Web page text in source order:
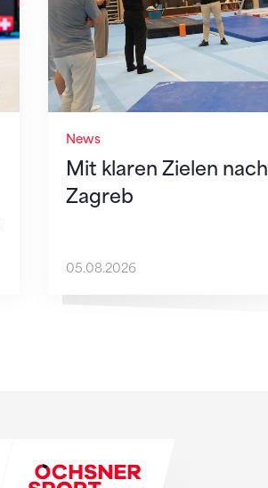
News
Mit klaren Zielen nach
Zagreb
05.08.2026